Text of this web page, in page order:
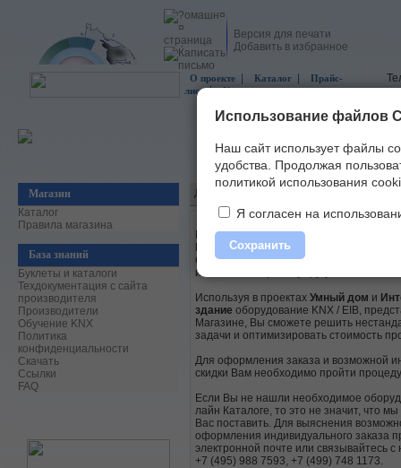
Версия для печати
Добавить в избранное
О проекте Каталог
Прайс-
лист| Контакты
Магазин
Каталог
Правила магазина
База знаний
Буклеты и каталоги
Техдокументация с сайта
производителя
Производители
Обучение KNX
Политика
конфиденциальности
Скачать
Ссылки
FAQ
Добро пожаловать!
В нашем интернет-магазине можно
KNX / EIB (Европейская
большинства европейских
известных широкому кругу
Используя в проектах Умный дом и
здание оборудование KNX / EIB,
Магазине, Вы сможете решить
задачи и оптимизировать стоимость
Для оформления заказа и возможной
скидки Вам необходимо пройти
Если Вы не нашли необходимое
лайн Каталоге, то это не значит, что
Вас поставить. Для выяснения
оформления индивидуального заказа
электронной почте или связывайтесь
+7 (495) 988 7593, +7 (499) 748 1173.
Использование файлов
Наш сайт использует файлы
удобства. Продолжая
политикой использования
Я согласен на
Сохранить